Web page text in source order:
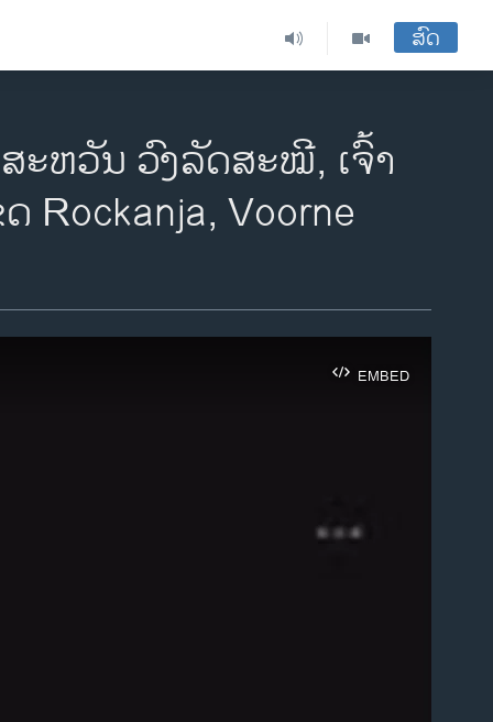
ສົດ
ະຫວັນ ວົງລັດສະໝີ, ເຈົ້າ
Rockanja, Voorne
EMBED